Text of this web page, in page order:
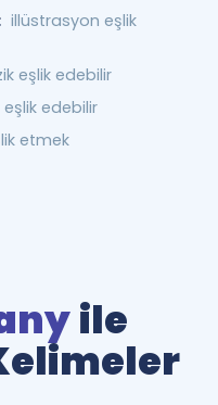
illüstrasyon eşlik
eşlik edebilir
edebilir
etmek
ile